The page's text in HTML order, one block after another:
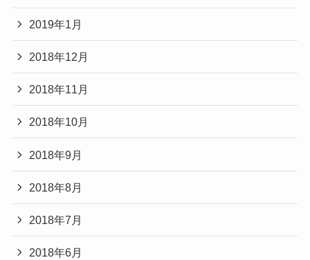
2019年1月
2018年12月
2018年11月
2018年10月
2018年9月
2018年8月
2018年7月
2018年6月